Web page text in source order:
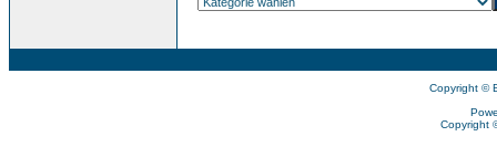
Copyright ©
Copyright